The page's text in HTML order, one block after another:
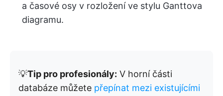
a časové osy v rozložení ve stylu Ganttova
diagramu.
💡Tip pro profesionály: V horní části
databáze můžete přepínat mezi existujícími